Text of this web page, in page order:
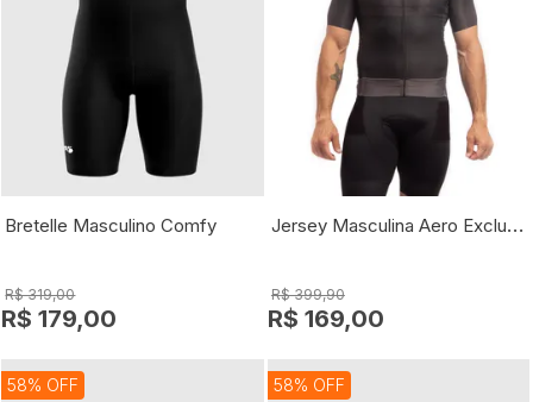
Bretelle Masculino Comfy
R$ 319,00
R$ 179,00
Jersey Masculina Aero Exclusiv
R$ 399,90
R$ 169,00
58% OFF 58% OFF